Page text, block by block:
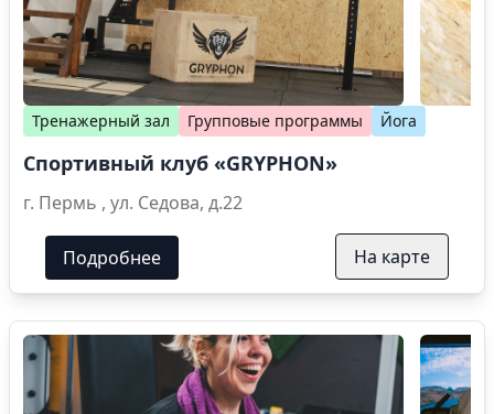
Тренажерный зал Групповые программы Йога
Спортивный клуб «GRYPHON»
г. Пермь , ул. Седова, д.22
Подробнее На карте